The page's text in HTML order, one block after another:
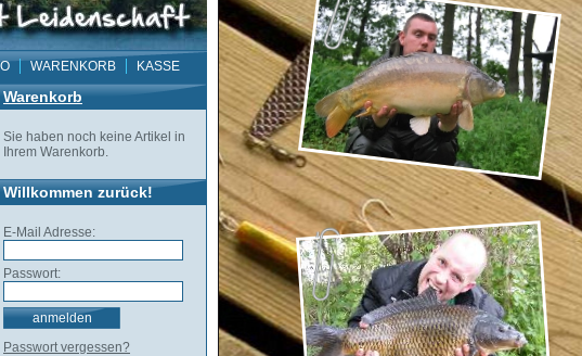
WARENKORB KASSE
Warenkorb
Sie haben noch keine Artikel in
Ihrem Warenkorb.
Willkommen zurück!
E-Mail Adresse:
Passwort:
Passwort vergessen?